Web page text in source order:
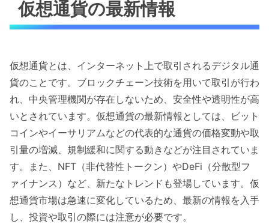
仮想通貨の最新情報
仮想通貨とは、インターネット上で取引されるデジタル通
貨のことです。ブロックチェーン技術を用いて取引が行わ
れ、中央管理機関が存在しないため、安全性や透明性が高
いとされています。仮想通貨の最新情報としては、ビット
コインやイーサリアムなどの代表的な通貨の価格変動や取
引量の増減、規制緩和に関する動きなどが注目されていま
す。また、NFT（非代替性トークン）やDeFi（分散型フ
ァイナンス）など、新たなトレンドも登場しています。仮
想通貨市場は急速に変化しているため、最新の情報を入手
し、投資や取引の際には注意が必要です。